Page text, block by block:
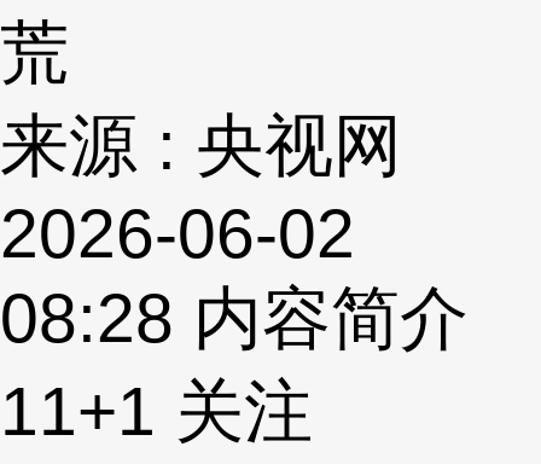
荒
来源 : 央视网
2026-06-02
08:28 内容简介
11+1 关注